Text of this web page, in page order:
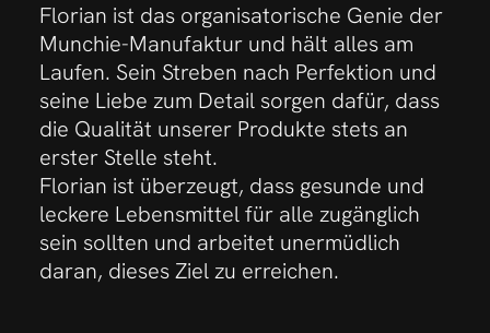
Florian ist das organisatorische Genie der
Munchie-Manufaktur und hält alles am
Laufen. Sein Streben nach Perfektion und
seine Liebe zum Detail sorgen dafür, dass
die Qualität unserer Produkte stets an
erster Stelle steht.
Florian ist überzeugt, dass gesunde und
leckere Lebensmittel für alle zugänglich
sein sollten und arbeitet unermüdlich
daran, dieses Ziel zu erreichen.